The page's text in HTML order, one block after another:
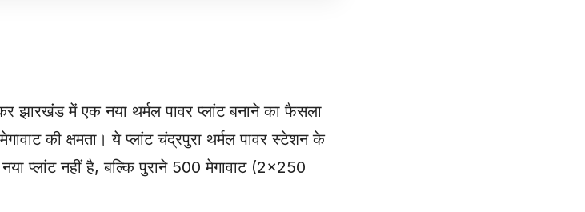
झारखंड में एक नया थर्मल पावर प्लांट बनाने का फैसला
की क्षमता। ये प्लांट चंद्रपुरा थर्मल पावर स्टेशन के
प्लांट नहीं है, बल्कि पुराने 500 मेगावाट (2×250